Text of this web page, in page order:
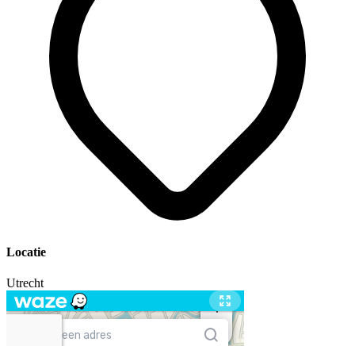
Locatie
Utrecht